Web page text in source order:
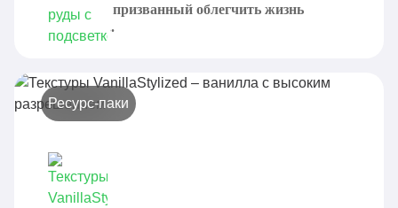
ресурс-пак, призванный облегчить жизнь
игроков, в...
Ресурс-паки